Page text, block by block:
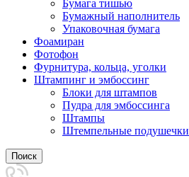
Бумага тишью
Бумажный наполнитель
Упаковочная бумага
Фоамиран
Фотофон
Фурнитура, кольца, уголки
Штампинг и эмбоссинг
Блоки для штампов
Пудра для эмбоссинга
Штампы
Штемпельные подушечки
Поиск